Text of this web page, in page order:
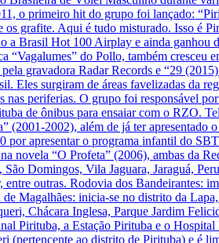
o primeiro hit do grupo foi lançado:
os grafite. Aqui é tudo misturado. Isso é
a Brasil Hot 100 Airplay e ainda ganhou
do Pollo, também cresceu
gravadora Radar Records e “29
Eles surgiram de áreas favelizadas da
periferias. O grupo foi responsável
de ônibus para ensaiar com o RZO.
2002), além de já ter apresentado
por apresentar o programa infantil do
novela “O Profeta” (2006), ambas da
Domingos, Vila Jaguara, Jaraguá,
outras. Rodovia dos Bandeirantes:
Magalhães: inicia-se no distrito da
Chácara Inglesa, Parque Jardim
Pirituba, a Estação Pirituba e o
(pertencente ao distrito de Pirituba) e é